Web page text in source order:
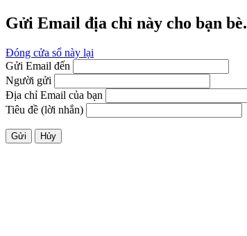
Gửi Email địa chỉ này cho bạn bè.
Đóng cửa sổ này lại
Gửi Email đến
Người gửi
Địa chỉ Email của bạn
Tiêu đề (lời nhắn)
Gửi Hủy